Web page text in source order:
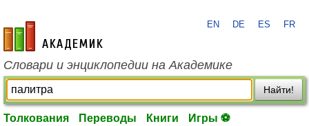
academic.ru
EN DE ES FR
Словари и энциклопедии на Академике
Найти!
Толкования Переводы Книги Игры ⚽